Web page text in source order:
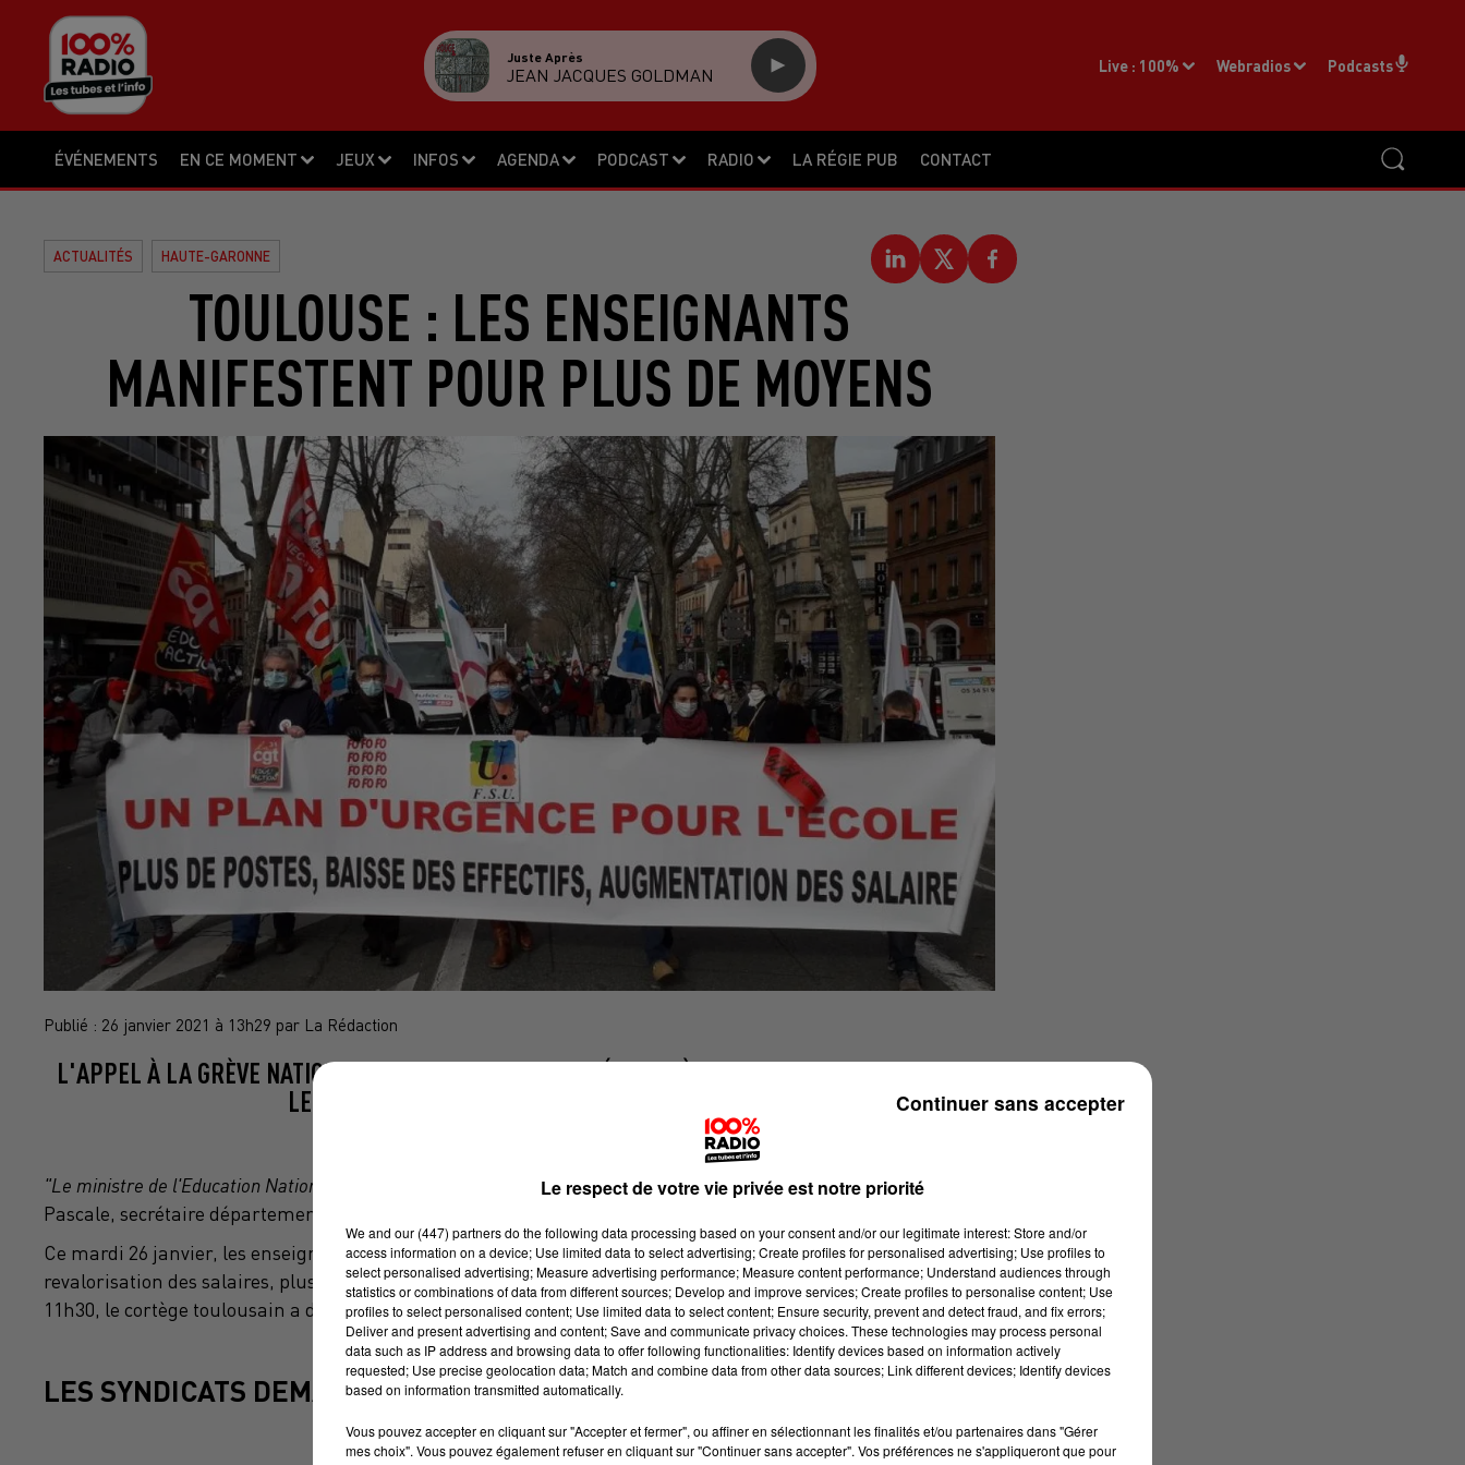
ÉVÉNEMENTS EN CE MOMENT JEUX INFOS AGENDA PODCAST RADIO LA RÉGIE PUB CONTACT
Live : 100% Webradios Podcasts
Juste Après
JEAN JACQUES GOLDMAN
ACTUALITÉS HAUTE-GARONNE
TOULOUSE : LES ENSEIGNANTS
MANIFESTENT POUR PLUS DE MOYENS
Publié : 26 janvier 2021 à 13h29 par La Rédaction
L'APPEL À LA GRÈVE NATIONALE DES ENSEIGNANTS A RÉUNI PRÈS DE 2 000 PERSONNES DANS
LES RUES DE TOULOUSE SELON LES SYNDICATS.
"Le ministre de l'Education Nationale reste sourd à nos revendications depuis des mois", s'exclame
Pascale, secrétaire départementale du syndicat Force ouvrière 31 et enseignante en école maternelle.
Ce mardi 26 janvier, les enseignants de l'Hexagone étaient appelés à une grève nationale, pour une
revalorisation des salaires, plus de moyens pour l'Education Nationale, et une demande de recrutements. Dès
11h30, le cortège toulousain a déambulé dans les rues, de l'Arche Marengo jusqu'au Monument aux morts.
LES SYNDICATS DEMANDENT DAVANTAGE DE RECRUTEMENTS
Le respect de votre vie privée est notre priorité
We and our (447) partnersdo the following data processing based on your consent and/or our legitimate interest: Store and/or
access information on a device; Use limited data to select advertising; Create profiles for personalised advertising; Use profiles to
select personalised advertising; Measure advertising performance; Measure content performance; Understand audiences through
statistics or combinations of data from different sources; Develop and improve services; Create profiles to personalise content; Use
profiles to select personalised content; Use limited data to select content; Ensure security, prevent and detect fraud, and fix errors;
Deliver and present advertising and content; Save and communicate privacy choices. These technologies may process personal
data such as IP address and browsing data to offer following functionalities: Identify devices based on information actively
requested; Use precise geolocation data; Match and combine data from other data sources; Link different devices; Identify devices
based on information transmitted automatically.
Vous pouvez accepter en cliquant sur "Accepter et fermer", ou affiner en sélectionnant les finalités et/ou partenaires dans "Gérer
mes choix". Vous pouvez également refuser en cliquant sur "Continuer sans accepter". Vos préférences ne s'appliqueront que pour
Continuer sans accepter